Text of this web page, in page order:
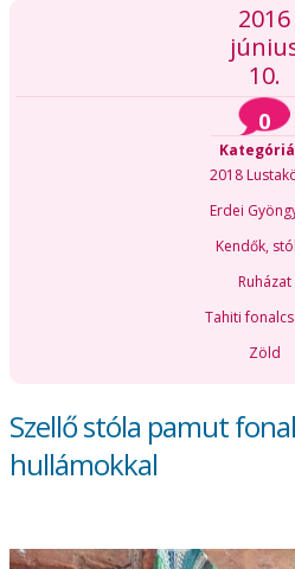
2016
10.
0
2018
Erdei
Kendők,
Ruházat
Tahiti
Zöld
Szellő stóla pamut
hullámokkal